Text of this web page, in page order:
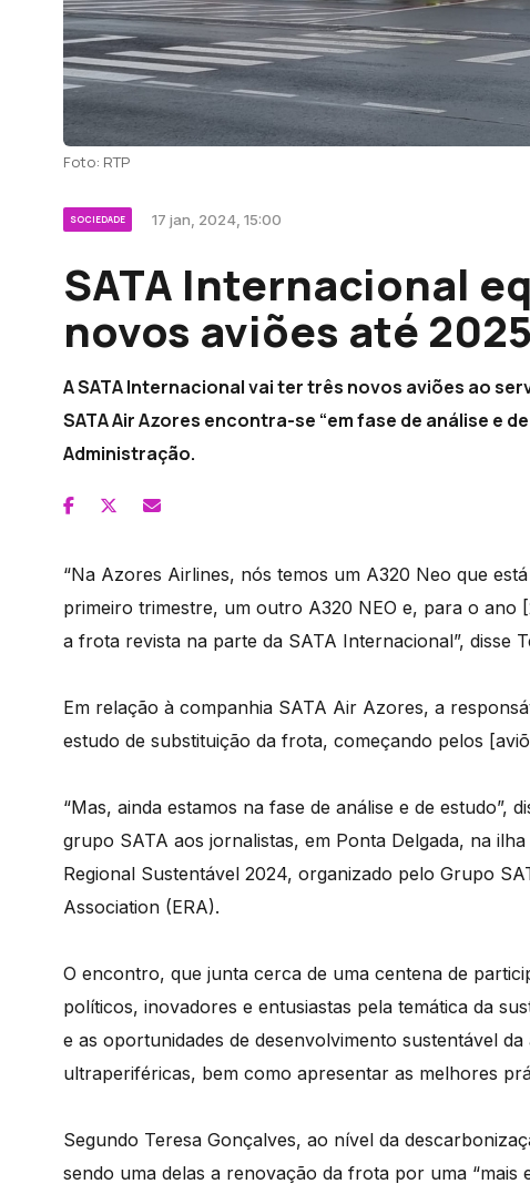
Foto: RTP
SOCIEDADE 17 jan, 2024, 15:00
SATA Internacional
novos aviões até 2025
A SATA Internacional vai ter três novos aviões ao
SATA Air Azores encontra-se “em fase de análise e
Administração.
“Na Azores Airlines, nós temos um A320 Neo que
primeiro trimestre, um outro A320 NEO e, para o ano
a frota revista na parte da SATA Internacional”, disse
Em relação à companhia SATA Air Azores, a
estudo de substituição da frota, começando pelos
“Mas, ainda estamos na fase de análise e de estudo”,
grupo SATA aos jornalistas, em Ponta Delgada, na
Regional Sustentável 2024, organizado pelo Grupo
Association (ERA).
O encontro, que junta cerca de uma centena de
políticos, inovadores e entusiastas pela temática da
e as oportunidades de desenvolvimento sustentável
ultraperiféricas, bem como apresentar as melhores
Segundo Teresa Gonçalves, ao nível da
sendo uma delas a renovação da frota por uma “mais